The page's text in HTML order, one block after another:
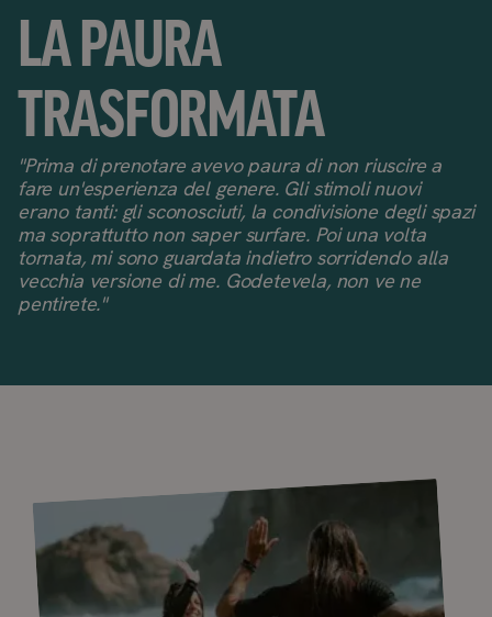
LA PAURA
TRASFORMATA
"Prima di prenotare avevo paura di non riuscire a
fare un'esperienza del genere. Gli stimoli nuovi
erano tanti: gli sconosciuti, la condivisione degli spazi
ma soprattutto non saper surfare. Poi una volta
tornata, mi sono guardata indietro sorridendo alla
vecchia versione di me. Godetevela, non ve ne
pentirete."